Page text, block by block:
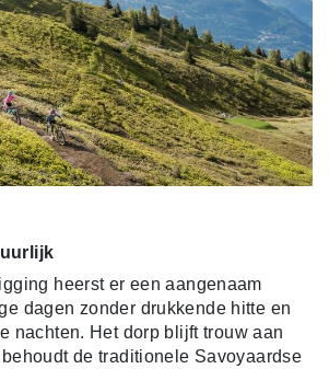
heerst er een aangenaam
dagen zonder drukkende hitte en
nachten. Het dorp blijft trouw aan
de traditionele Savoyaardse